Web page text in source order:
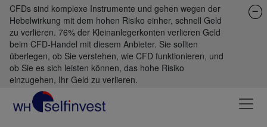
CFDs sind komplexe Instrumente und gehen wegen der
Hebelwirkung mit dem hohen Risiko einher, schnell Geld
zu verlieren. 76% der Kleinanlegerkonten verlieren Geld
beim CFD-Handel mit diesem Anbieter. Sie sollten
überlegen, ob Sie verstehen, wie CFD funktionieren, und
ob Sie es sich leisten können, das hohe Risiko
einzugehen, Ihr Geld zu verlieren.